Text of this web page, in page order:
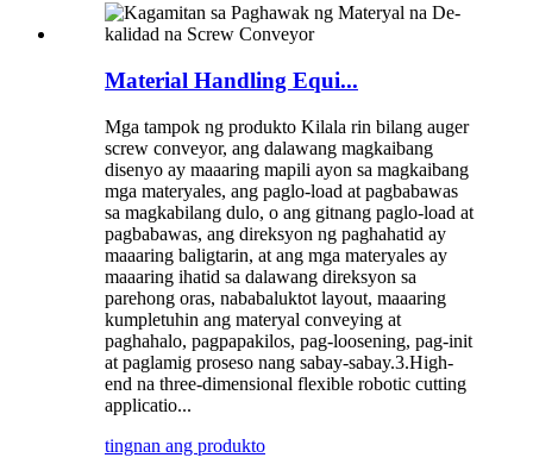
Material Handling Equi...
Mga tampok ng produkto Kilala rin bilang auger
screw conveyor, ang dalawang magkaibang
disenyo ay maaaring mapili ayon sa magkaibang
mga materyales, ang paglo-load at pagbabawas
sa magkabilang dulo, o ang gitnang paglo-load at
pagbabawas, ang direksyon ng paghahatid ay
maaaring baligtarin, at ang mga materyales ay
maaaring ihatid sa dalawang direksyon sa
parehong oras, nababaluktot layout, maaaring
kumpletuhin ang materyal conveying at
paghahalo, pagpapakilos, pag-loosening, pag-init
at paglamig proseso nang sabay-sabay.3.High-
end na three-dimensional flexible robotic cutting
applicatio...
tingnan ang produkto